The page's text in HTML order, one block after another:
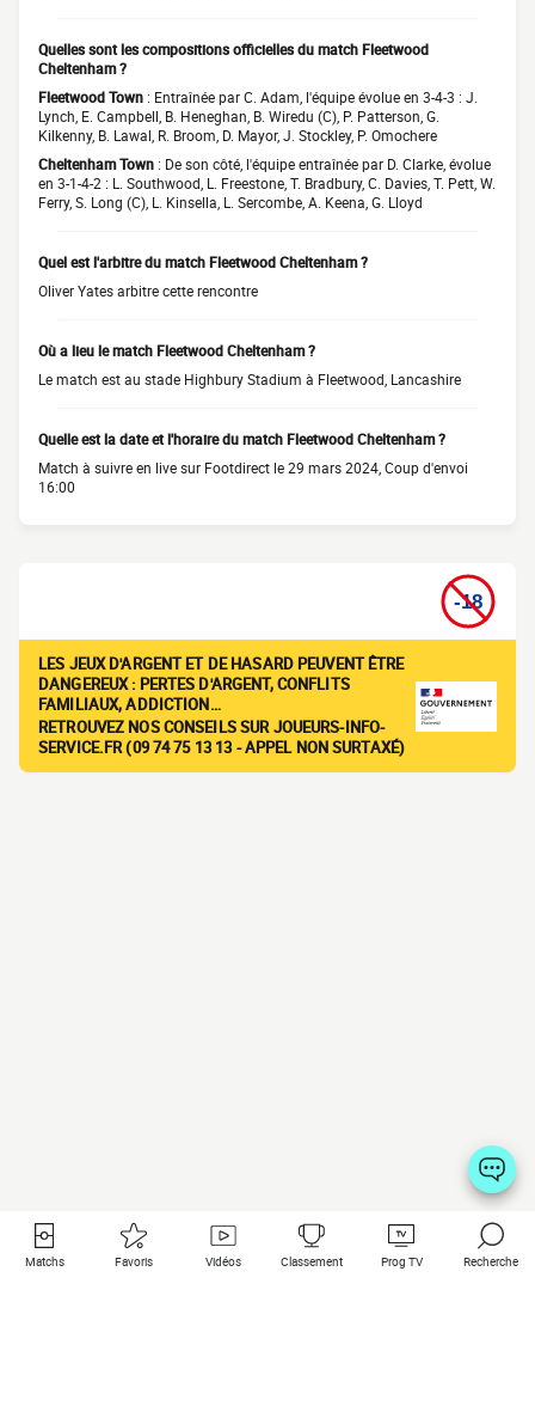
Quelles sont les compositions officielles du match Fleetwood
Cheltenham ?
Fleetwood Town : Entraînée par C. Adam, l'équipe évolue en 3-4-3 : J.
Lynch, E. Campbell, B. Heneghan, B. Wiredu (C), P. Patterson, G.
Kilkenny, B. Lawal, R. Broom, D. Mayor, J. Stockley, P. Omochere
Cheltenham Town : De son côté, l'équipe entraînée par D. Clarke, évolue
en 3-1-4-2 : L. Southwood, L. Freestone, T. Bradbury, C. Davies, T. Pett, W.
Ferry, S. Long (C), L. Kinsella, L. Sercombe, A. Keena, G. Lloyd
Quel est l'arbitre du match Fleetwood Cheltenham ?
Oliver Yates arbitre cette rencontre
Où a lieu le match Fleetwood Cheltenham ?
Le match est au stade Highbury Stadium à Fleetwood, Lancashire
Quelle est la date et l'horaire du match Fleetwood Cheltenham ?
Match à suivre en live sur Footdirect le 29 mars 2024, Coup d'envoi
16:00
LES JEUX D'ARGENT ET DE HASARD PEUVENT ÊTRE
DANGEREUX : PERTES D'ARGENT, CONFLITS
FAMILIAUX, ADDICTION…
RETROUVEZ NOS CONSEILS SUR JOUEURS-INFO-
SERVICE.FR (09 74 75 13 13 - APPEL NON SURTAXÉ)
Matchs Favoris Vidéos Classement Prog TV Recherche